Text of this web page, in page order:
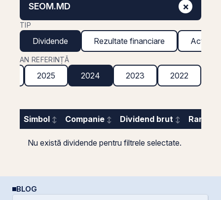
SEOM.MD ×
TIP
Dividende Rezultate financiare Acțiuni
AN REFERINȚĂ
2025 2024 2023 2022
Simbol Companie Dividend brut
Nu există dividende pentru filtrele selectate.
BLOG